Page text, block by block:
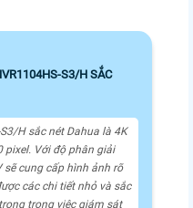
S3/H SẮC
H sắc nét Dahua là 4K
pixel. Với độ phân giải
sẽ cung cấp hình ảnh rõ
các chi tiết nhỏ và sắc
trong việc giám sát